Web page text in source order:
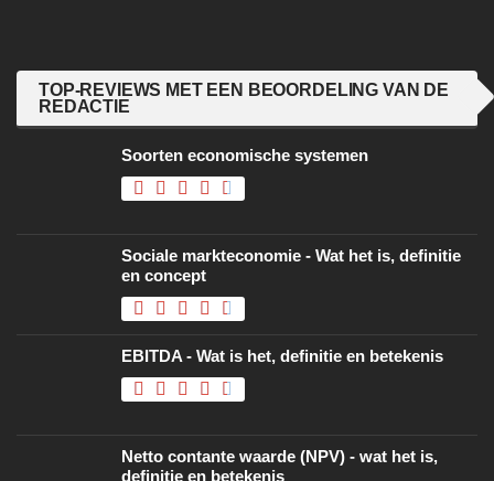
TOP-REVIEWS MET EEN BEOORDELING VAN DE
REDACTIE
Soorten economische systemen
Sociale markteconomie - Wat het is, definitie
en concept
EBITDA - Wat is het, definitie en betekenis
Netto contante waarde (NPV) - wat het is,
definitie en betekenis